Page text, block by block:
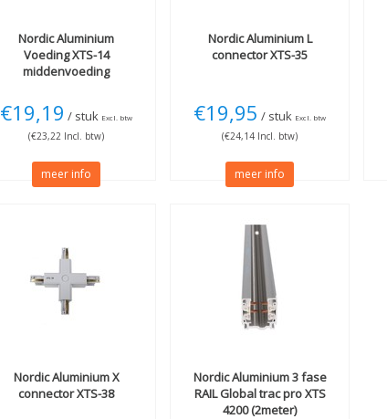
Nordic Aluminium
Voeding XTS-14
middenvoeding
€19,19 / stuk Excl. btw
(€23,22 Incl. btw)
meer info
Nordic AluminiumL
connector XTS-35
€19,95 / stuk Excl. btw
(€24,14 Incl. btw)
meer info
Nordic AluminiumX
connector XTS-38
Nordic Aluminium3 fase
RAIL Global trac pro XTS
4200 (2meter)